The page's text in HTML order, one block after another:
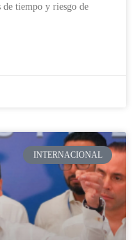
de tiempo y riesgo de
INTERNACIONAL